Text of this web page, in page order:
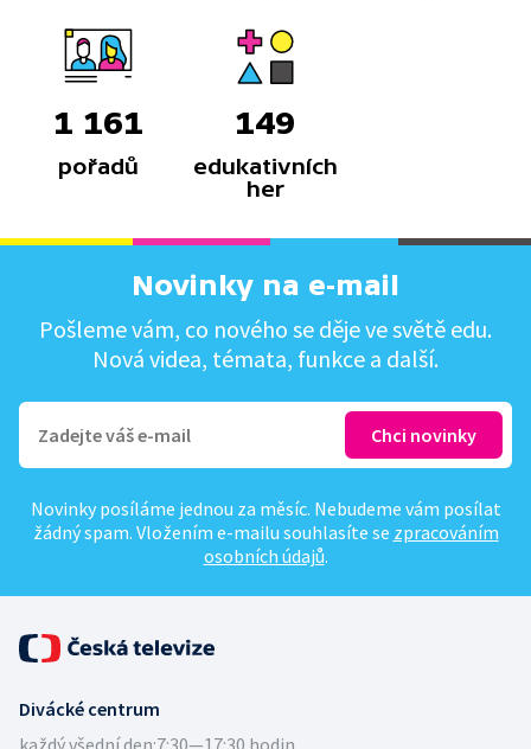
1 161
pořadů
149
edukativních
her
Novinky na e-mail
Pošleme vám, co nového se děje ve světě edu.
Nová videa, témata, funkce a další.
Novinky posíláme jednou za měsíc. Nebudeme vám posílat
žádný spam. Vložením e-mailu souhlasíte se zpracováním
osobních údajů.